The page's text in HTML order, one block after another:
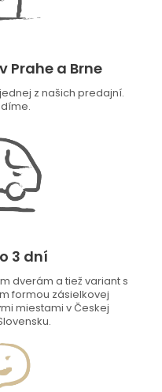
Prahe a Brne
z našich predajní.
3 dní
dverám a tiež variant s
formou zásielkovej
miestami v Českej